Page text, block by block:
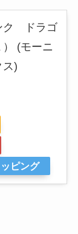
ク ドラゴ
(モーニ
ス)
ピング